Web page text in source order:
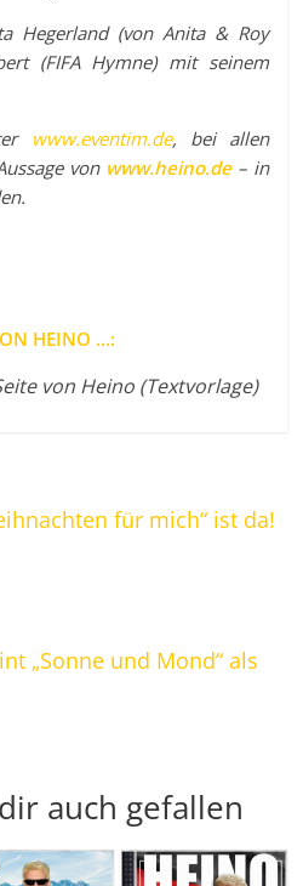
Hegerland (von Anita & Roy
(FIFA Hymne) mit seinem
www.eventim.de, bei allen
von www.heino.de– in
HEINO …:
von Heino (Textvorlage)
für mich“ ist da!
„Sonne und Mond“ als
auch gefallen